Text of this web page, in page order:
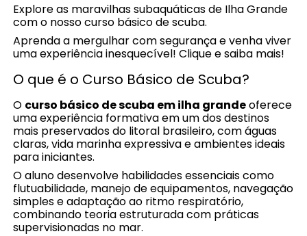
Explore as maravilhas subaquáticas de Ilha Grande
com o nosso curso básico de scuba.
Aprenda a mergulhar com segurança e venha viver
uma experiência inesquecível! Clique e saiba mais!
O que é o Curso Básico de Scuba?
O curso básico de scuba em ilha grandeoferece
uma experiência formativa em um dos destinos
mais preservados do litoral brasileiro, com águas
claras, vida marinha expressiva e ambientes ideais
para iniciantes.
O aluno desenvolve habilidades essenciais como
flutuabilidade, manejo de equipamentos, navegação
simples e adaptação ao ritmo respiratório,
combinando teoria estruturada com práticas
supervisionadas no mar.